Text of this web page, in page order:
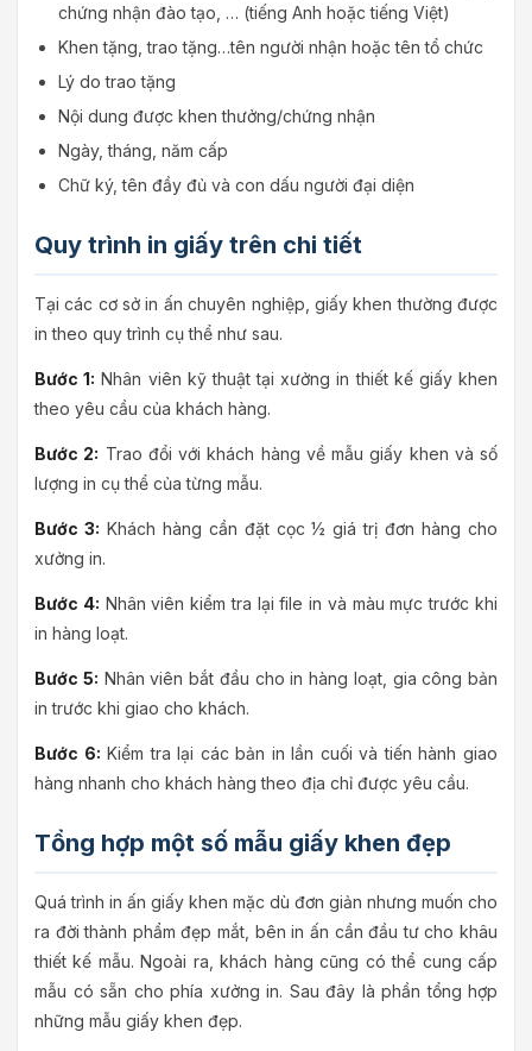
chứng nhận đào tạo, … (tiếng Anh hoặc tiếng Việt)
Khen tặng, trao tặng…tên người nhận hoặc tên tổ chức
Lý do trao tặng
Nội dung được khen thưởng/chứng nhận
Ngày, tháng, năm cấp
Chữ ký, tên đầy đủ và con dấu người đại diện
Quy trình in giấy trên chi tiết
Tại các cơ sở in ấn chuyên nghiệp, giấy khen thường được
in theo quy trình cụ thể như sau.
Bước 1: Nhân viên kỹ thuật tại xưởng in thiết kế giấy khen
theo yêu cầu của khách hàng.
Bước 2: Trao đổi với khách hàng về mẫu giấy khen và số
lượng in cụ thể của từng mẫu.
Bước 3: Khách hàng cần đặt cọc ½ giá trị đơn hàng cho
xưởng in.
Bước 4: Nhân viên kiểm tra lại file in và màu mực trước khi
in hàng loạt.
Bước 5: Nhân viên bắt đầu cho in hàng loạt, gia công bản
in trước khi giao cho khách.
Bước 6: Kiểm tra lại các bản in lần cuối và tiến hành giao
hàng nhanh cho khách hàng theo địa chỉ được yêu cầu.
Tổng hợp một số mẫu giấy khen đẹp
Quá trình in ấn giấy khen mặc dù đơn giản nhưng muốn cho
ra đời thành phẩm đẹp mắt, bên in ấn cần đầu tư cho khâu
thiết kế mẫu. Ngoài ra, khách hàng cũng có thể cung cấp
mẫu có sẵn cho phía xưởng in. Sau đây là phần tổng hợp
những mẫu giấy khen đẹp.